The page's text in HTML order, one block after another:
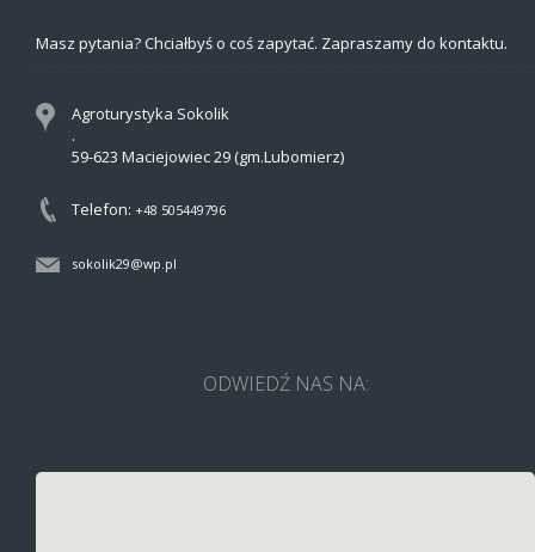
Masz pytania? Chciałbyś o coś zapytać. Zapraszamy do kontaktu.
Agroturystyka Sokolik
.
59-623 Maciejowiec 29 (gm.Lubomierz)
Telefon: +48 505449796
sokolik29@wp.pl
ODWIEDŹ NAS NA: